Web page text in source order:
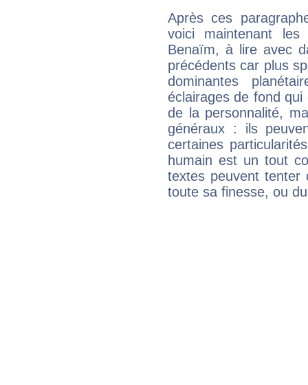
Après ces
voici maintenant
Benaïm, à lire avec
précédents car plus
dominantes
éclairages de fond
de la personnalité,
généraux : ils
certaines
humain est un tout
textes peuvent tenter
toute sa finesse, ou